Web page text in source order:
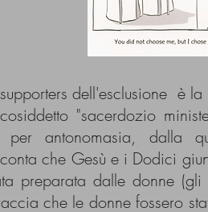
dell'esclusione è
"sacerdozio
per antonomasia, dalla
che Gesù e i Dodici
preparata dalle donne
che le donne fossero